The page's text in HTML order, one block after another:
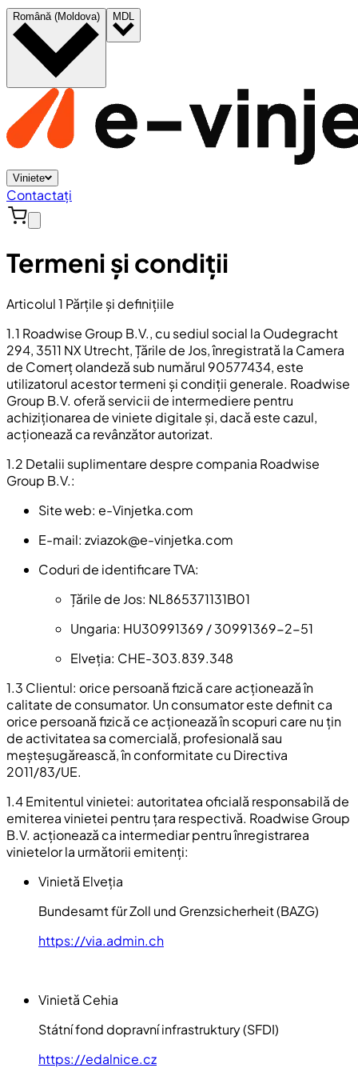
Română (Moldova) MDL
Viniete
Contactați
Termeni și condiții
Articolul 1 Părțile și definițiile
1.1 Roadwise Group B.V., cu sediul social la Oudegracht
294, 3511 NX Utrecht, Țările de Jos, înregistrată la Camera
de Comerț olandeză sub numărul 90577434, este
utilizatorul acestor termeni și condiții generale. Roadwise
Group B.V. oferă servicii de intermediere pentru
achiziționarea de viniete digitale și, dacă este cazul,
acționează ca revânzător autorizat.
1.2 Detalii suplimentare despre compania Roadwise
Group B.V.:
Site web: e-Vinjetka.com
E-mail: zviazok@e-vinjetka.com
Coduri de identificare TVA:
Țările de Jos: NL865371131B01
Ungaria: HU30991369 / 30991369-2-51
Elveția: CHE-303.839.348
1.3 Clientul: orice persoană fizică care acționează în
calitate de consumator. Un consumator este definit ca
orice persoană fizică ce acționează în scopuri care nu țin
de activitatea sa comercială, profesională sau
meșteșugărească, în conformitate cu Directiva
2011/83/UE.
1.4 Emitentul vinietei: autoritatea oficială responsabilă de
emiterea vinietei pentru țara respectivă. Roadwise Group
B.V. acționează ca intermediar pentru înregistrarea
vinietelor la următorii emitenți:
Vinietă Elveția
Bundesamt für Zoll und Grenzsicherheit (BAZG)
https://via.admin.ch
Vinietă Cehia
Státní fond dopravní infrastruktury (SFDI)
https://edalnice.cz